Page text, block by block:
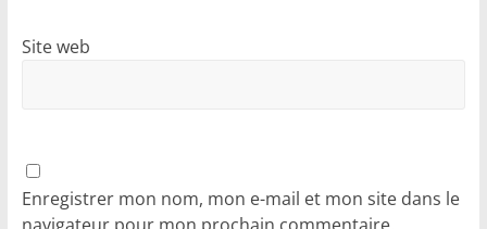
Site web
Enregistrer mon nom, mon e-mail et mon site dans le